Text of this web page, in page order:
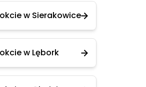
w Sierakowice
w Lębork